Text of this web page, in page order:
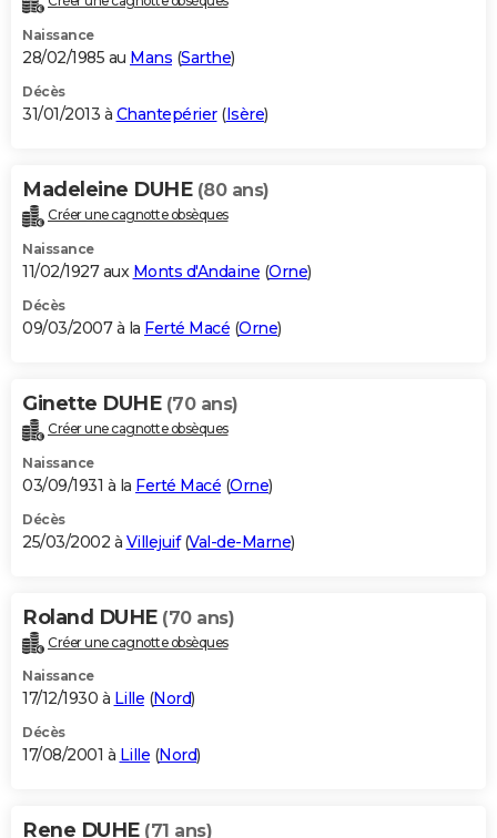
Naissance
28/02/1985 au Mans (Sarthe)
Décès
31/01/2013 à Chantepérier(Isère)
Madeleine DUHE (80 ans)
Créer une cagnotte obsèques
Naissance
11/02/1927 aux Monts d'Andaine (Orne)
Décès
09/03/2007 à la Ferté Macé (Orne)
Ginette DUHE (70 ans)
Créer une cagnotte obsèques
Naissance
03/09/1931 à la Ferté Macé (Orne)
Décès
25/03/2002 à Villejuif(Val-de-Marne)
Roland DUHE (70 ans)
Créer une cagnotte obsèques
Naissance
17/12/1930 à Lille (Nord)
Décès
17/08/2001 à Lille (Nord)
Rene DUHE (71 ans)